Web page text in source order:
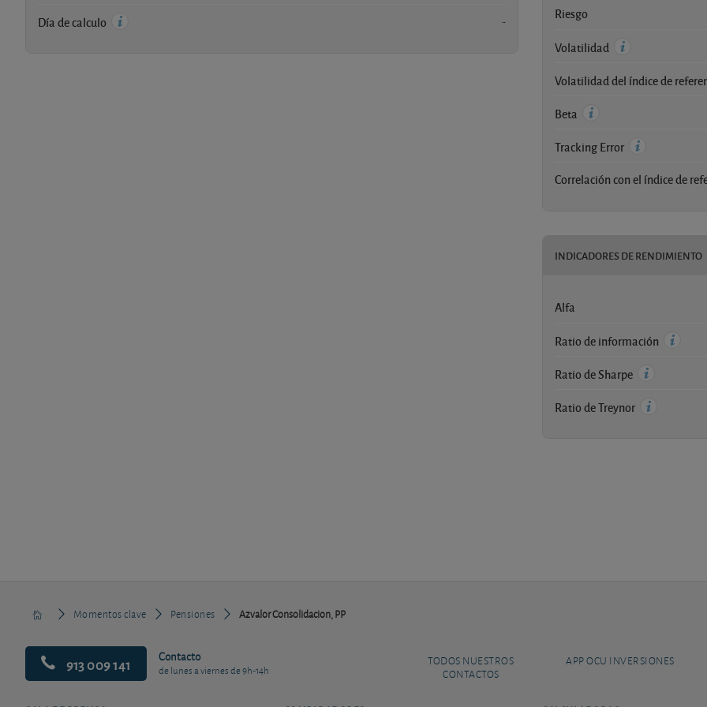
Día de calculo - Riesgo
Volatilidad
Volatilidad del índice de
Beta
Tracking Error
Correlación con el índice de
INDICADORES DE RENDIMIENTO
Alfa
Ratio de información
Ratio de Sharpe
Ratio de Treynor
Momentos clave Pensiones Azvalor Consolidacion, PP
913 009 141 Contacto
de lunes a viernes de 9h-14h
TODOS NUESTROS
CONTACTOS
APP OCU INVERSIONES